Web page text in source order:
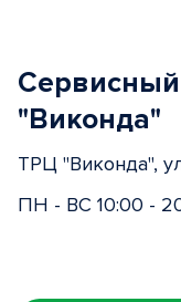
"Виконда"
ТРЦ "Виконда",
ПН - ВС 10:00 -